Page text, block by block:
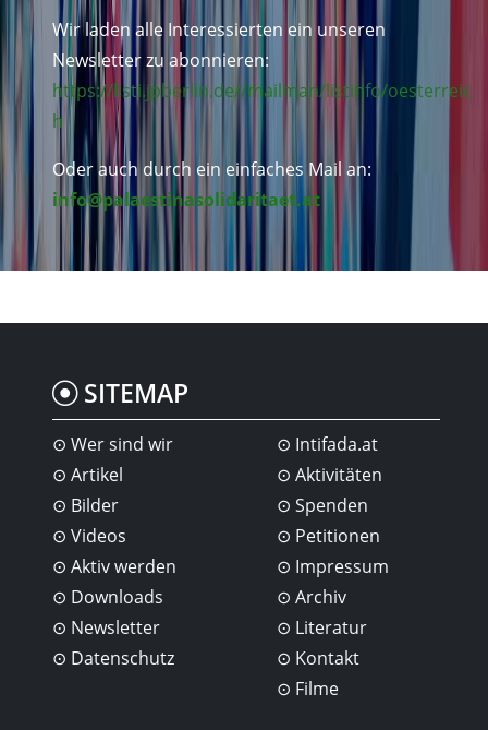
Wir laden alle Interessierten ein unseren
Newsletter zu abonnieren:
https://listi.jpberlin.de//mailman/listinfo/oesterreic
h
Oder auch durch ein einfaches Mail an:
info@palaestinasolidaritaet.at
SITEMAP
Wer sind wir
Artikel
Bilder
Videos
Intifada.at
Aktivitäten
Spenden
Petitionen
Aktiv werden
Downloads
Newsletter
Datenschutz
Impressum
Archiv
Literatur
Kontakt
Filme